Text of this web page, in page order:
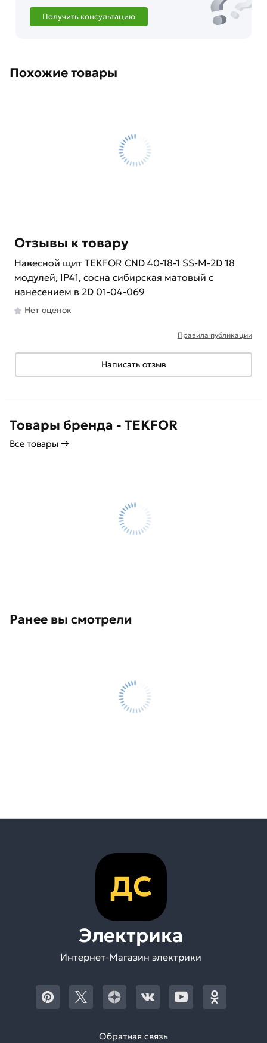
Получить консультацию
Похожие товары
Отзывы к товару
Навесной щит TEKFOR CND 40-18-1 SS-M-2D 18
модулей, IP41, сосна сибирская матовый с
нанесением в 2D 01-04-069
Нет оценок
Правила публикации
Написать отзыв
Товары бренда - TEKFOR
Все товары →
Ранее вы смотрели
ДС
Электрика
Интернет-Магазин электрики
Обратная связь